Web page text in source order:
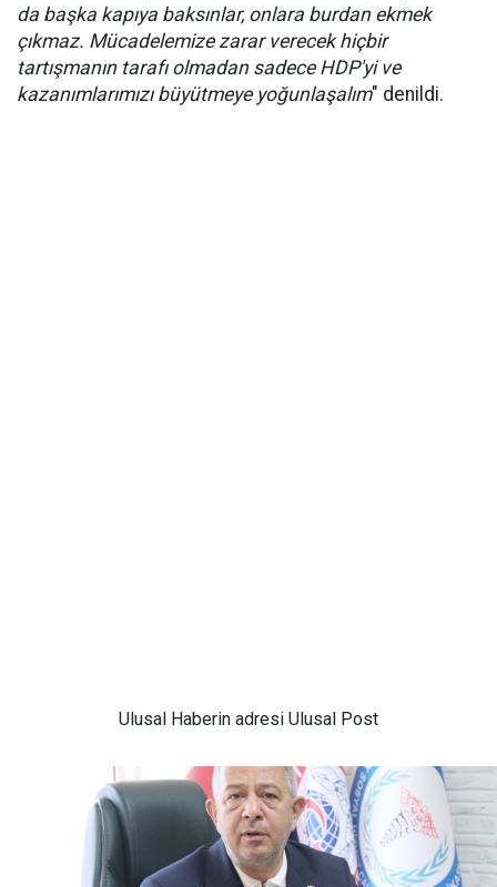
da başka kapıya baksınlar, onlara burdan ekmek
çıkmaz. Mücadelemize zarar verecek hiçbir
tartışmanın tarafı olmadan sadece HDP'yi ve
kazanımlarımızı büyütmeye yoğunlaşalım" denildi.
Ulusal Haberin adresi Ulusal Post